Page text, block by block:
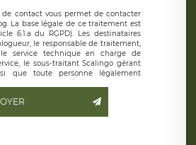
de contact vous permet de contacter
La base légale de ce traitement est
6.1.a du RGPD). Les destinataires
le responsable de traitement,
service technique en charge de
le sous-traitant Scalingo gérant
que toute personne légalement
de contact à destination du
offrant des
clauses de protection